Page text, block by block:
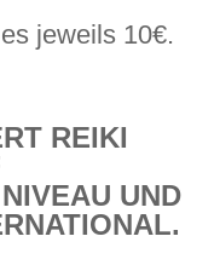
jeweils 10€.
REIKI
UND